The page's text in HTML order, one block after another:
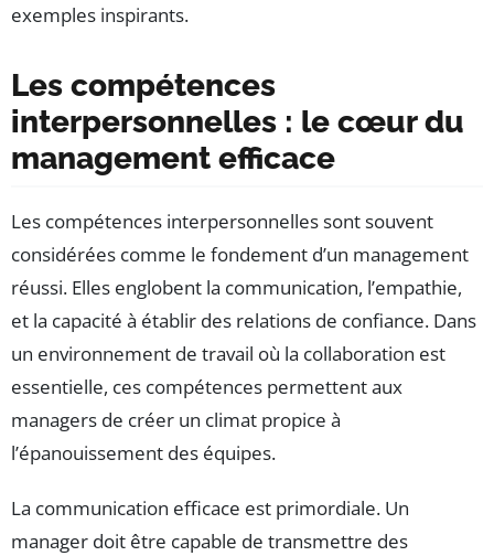
exemples inspirants.
Les compétences
interpersonnelles : le cœur du
management efficace
Les compétences interpersonnelles sont souvent
considérées comme le fondement d’un management
réussi. Elles englobent la communication, l’empathie,
et la capacité à établir des relations de confiance. Dans
un environnement de travail où la collaboration est
essentielle, ces compétences permettent aux
managers de créer un climat propice à
l’épanouissement des équipes.
La communication efficace est primordiale. Un
manager doit être capable de transmettre des